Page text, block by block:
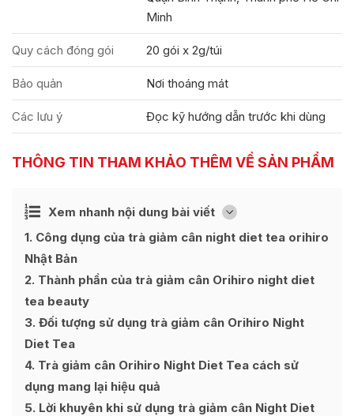
Minh
Quy cách đóng gói 20 gói x 2g/túi
Bảo quản Nơi thoáng mát
Các lưu ý Đọc kỹ hướng dẫn trước khi dùng
THÔNG TIN THAM KHẢO THÊM VỀ SẢN PHẨM
Xem nhanh nội dung bài viết [
Ẩn
1 Công dụng của trà giảm cân night diet tea orihiro
Nhật Bản
2 Thành phần của trà giảm cân Orihiro night diet
tea beauty
3 Đối tượng sử dụng trà giảm cân Orihiro Night
Diet Tea
4 Trà giảm cân Orihiro Night Diet Tea cách sử
dụng mang lại hiệu quả
5 Lời khuyên khi sử dụng trà giảm cân Night Diet